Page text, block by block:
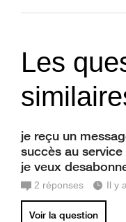
Les
je reçu un
succès au
je veux
2 réponses Il y
Voir la question